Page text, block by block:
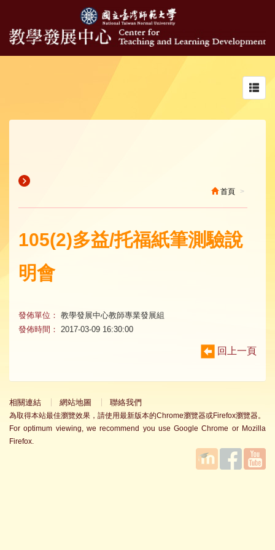
首頁
105(2)多益/托福紙筆測驗說
明會
發佈單位： 教學發展中心教師專業發展組
發佈時間：
2017-03-09 16:30:00
回上一頁
相關連結 網站地圖 聯絡我們
為取得本站最佳瀏覽效果，請使用最新版本的Chrome瀏覽器或Firefox瀏覽器。
For optimum viewing, we recommend you use Google Chrome or Mozilla
Firefox.